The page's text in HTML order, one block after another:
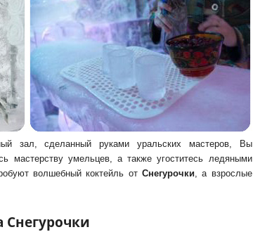
зал, сделанный руками уральских мастеров, Вы
мастерству умельцев, а также угоститесь ледяными
волшебный коктейль от Снегурочки, а взрослые
Снегурочки